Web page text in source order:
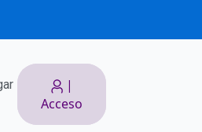
|
Acceso